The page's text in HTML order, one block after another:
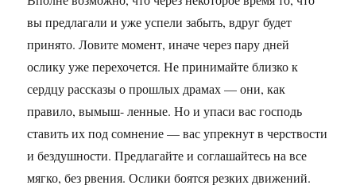
вы предлагали и уже успели забыть, вдруг будет
принято. Ловите момент, иначе через пару дней
ослику уже перехочется. Не принимайте близко к
сердцу рассказы о прошлых драмах — они, как
правило, вымыш- ленные. Но и упаси вас господь
ставить их под сомнение — вас упрекнут в черствости
и бездушности. Предлагайте и соглашайтесь на все
мягко, без рвения. Ослики боятся резких движений.